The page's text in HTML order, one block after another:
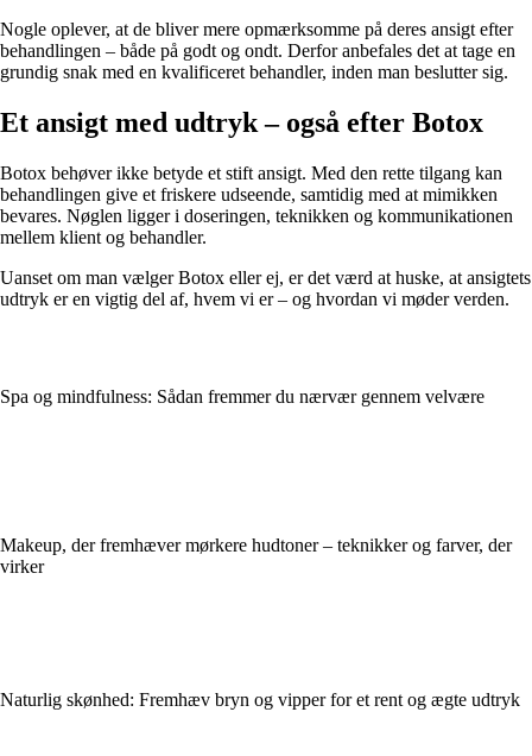
Nogle oplever, at de bliver mere opmærksomme på deres ansigt efter
behandlingen – både på godt og ondt. Derfor anbefales det at tage en
grundig snak med en kvalificeret behandler, inden man beslutter sig.
Et ansigt med udtryk – også efter Botox
Botox behøver ikke betyde et stift ansigt. Med den rette tilgang kan
behandlingen give et friskere udseende, samtidig med at mimikken
bevares. Nøglen ligger i doseringen, teknikken og kommunikationen
mellem klient og behandler.
Uanset om man vælger Botox eller ej, er det værd at huske, at ansigtets
udtryk er en vigtig del af, hvem vi er – og hvordan vi møder verden.
Spa og mindfulness: Sådan fremmer du nærvær gennem velvære
Makeup, der fremhæver mørkere hudtoner – teknikker og farver, der
virker
Naturlig skønhed: Fremhæv bryn og vipper for et rent og ægte udtryk